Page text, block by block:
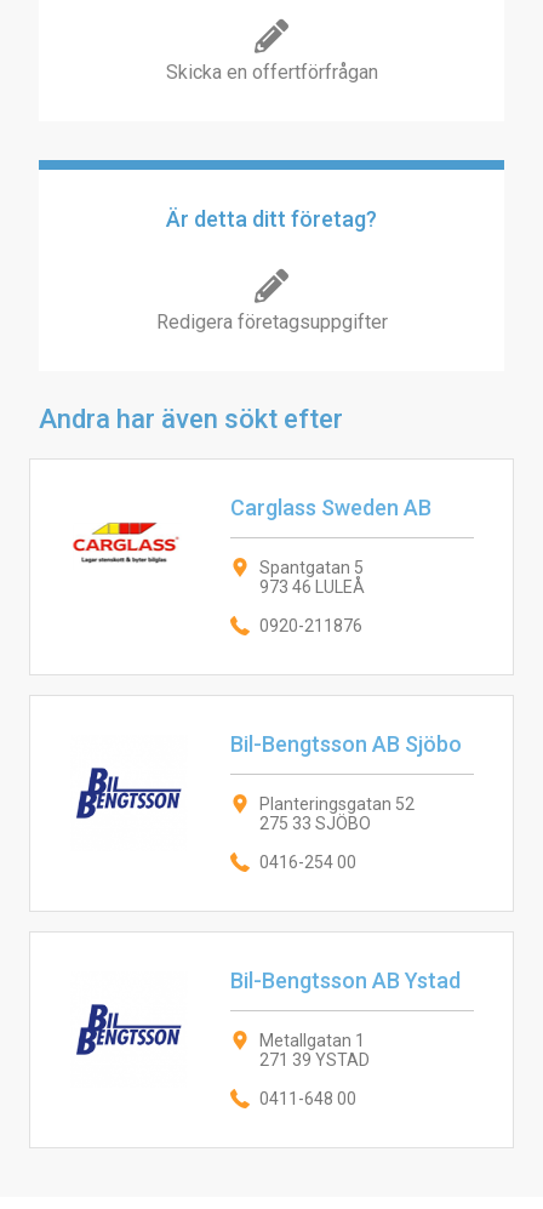
Skicka en offertförfrågan
Är detta ditt företag?
Redigera företagsuppgifter
Andra har även sökt efter
Carglass Sweden AB
Spantgatan 5
973 46 LULEÅ
0920-211876
Bil-Bengtsson AB Sjöbo
Planteringsgatan 52
275 33 SJÖBO
0416-254 00
Bil-Bengtsson AB Ystad
Metallgatan 1
271 39 YSTAD
0411-648 00